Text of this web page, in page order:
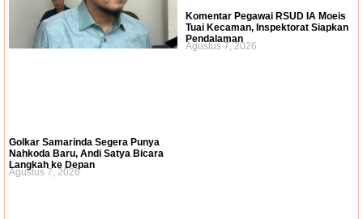
Golkar Samarinda Segera Punya
Nahkoda Baru, Andi Satya Bicara
Langkah ke Depan
Agustus 7, 2026
Komentar Pegawai RSUD IA Moeis
Tuai Kecaman, Inspektorat Siapkan
Pendalaman
Agustus 7, 2026